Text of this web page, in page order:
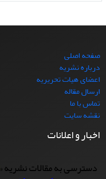
صفحه اصلی
درباره نشریه
اعضای هیات تحریریه
ارسال مقاله
تماس با ما
نقشه سایت
اخبار و اعلانات
دسترسی به مقالات نشریه «